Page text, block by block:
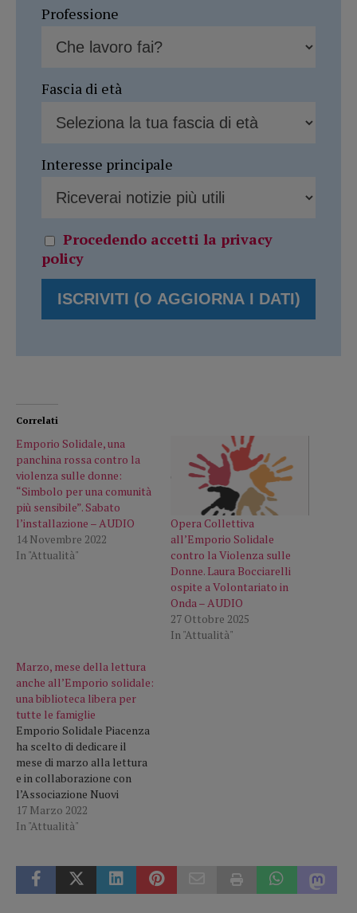
Professione
Fascia di età
Interesse principale
Procedendo accetti la privacy
policy
Correlati
Emporio Solidale, una
panchina rossa contro la
violenza sulle donne:
“Simbolo per una comunità
più sensibile”. Sabato
l’installazione – AUDIO
14 Novembre 2022
In "Attualità"
Opera Collettiva
all’Emporio Solidale
contro la Violenza sulle
Donne. Laura Bocciarelli
ospite a Volontariato in
Onda – AUDIO
27 Ottobre 2025
In "Attualità"
Marzo, mese della lettura
anche all’Emporio solidale:
una biblioteca libera per
tutte le famiglie
Emporio Solidale Piacenza
ha scelto di dedicare il
mese di marzo alla lettura
e in collaborazione con
l’Associazione Nuovi
Viaggiatori propone alla
cittadinanza e alle famiglie
Per tutto il mese, infatti, nei
nostri locali è allestita una
17 Marzo 2022
In "Attualità"